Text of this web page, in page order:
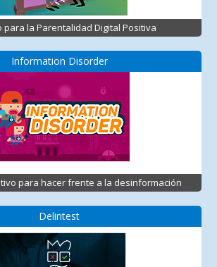
para la Parentalidad Digital Positiva
Information Disorder
para hacer frente a la desinformación
Delintest